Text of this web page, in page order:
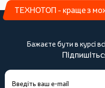
ТЕХНОТОП - краще з
Бажаєте бути в курсі